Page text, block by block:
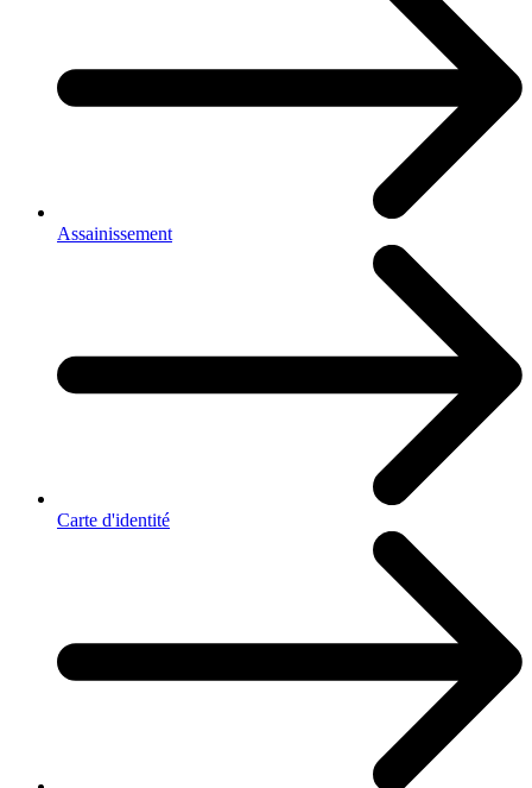
Assainissement
Carte d'identité